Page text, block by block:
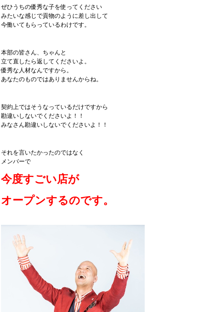
ぜひうちの優秀な子を使ってください
みたいな感じで貢物のように差し出して
今働いてもらっているわけです。
本部の皆さん、ちゃんと
立て直したら返してくださいよ。
優秀な人材なんですから。
あなたのものではありませんからね。
契約上ではそうなっているだけですから
勘違いしないでくださいよ！！
みなさん勘違いしないでくださいよ！！
それを言いたかったのではなく
メンバーで
今度すごい店が
オープンするのです。